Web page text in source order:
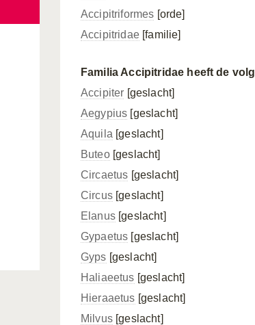
Accipitriformes [orde]
Accipitridae[familie]
Familia Accipitridae heeft de
Accipiter [geslacht]
Aegypius [geslacht]
Aquila [geslacht]
Buteo[geslacht]
Circaetus [geslacht]
Circus[geslacht]
Elanus[geslacht]
Gypaetus [geslacht]
Gyps [geslacht]
Haliaeetus [geslacht]
Hieraaetus [geslacht]
Milvus[geslacht]